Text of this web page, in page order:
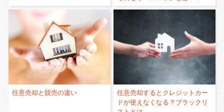
任意売却と競売の違い
任意売却するとクレジットカー
ドが使えなくなる？ブラックリ